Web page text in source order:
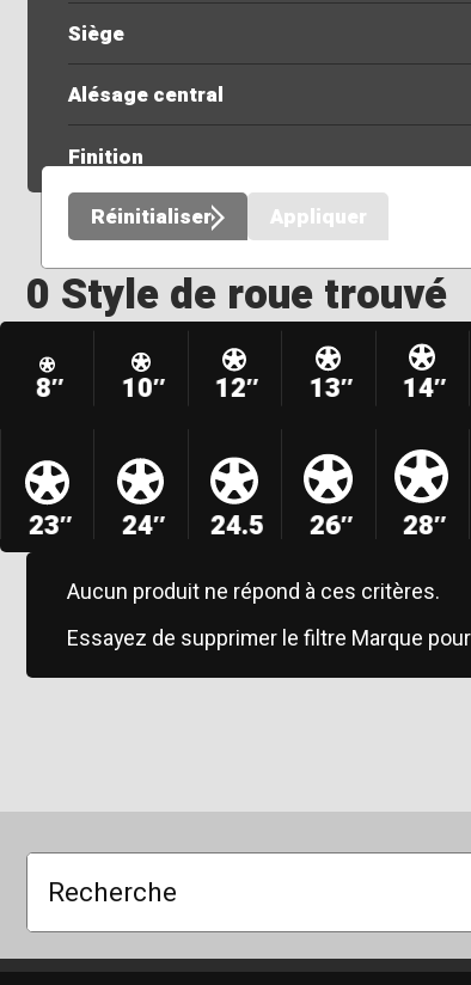
Siège
Alésage central
Finition
Réinitialiser Appliquer
0 Style de roue trouvé
8″ 10″ 12″ 13″ 14″
23″ 24″ 24.5 26″ 28″
Aucun produit ne répond à ces critères.
Essayez de supprimer le filtre Marque
Recherche